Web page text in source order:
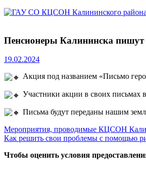
Пенсионеры Калининска пишут
19.02.2024
Акция под названием «Письмо
Участники акции в своих письмах
Письма будут переданы нашим
Навигация
по
записям
Previous
Post:
Мероприятия, проводимые КЦСОН
Next
Как решить свои проблемы с помощью
Чтобы оценить условия